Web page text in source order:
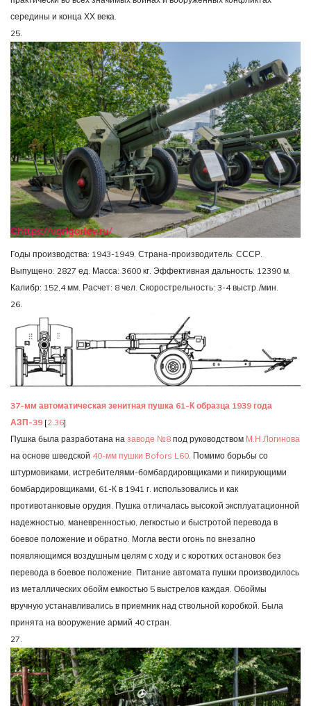
середины и конца ХХ века.
25.
Годы производства: 1943-1949. Страна-производитель: СССР.
Выпущено: 2827 ед. Масса: 3600 кг. Эффективная дальность: 12390 м.
Калибр: 152,4 мм. Расчет: 8 чел. Скорострельность: 3-4 выстр./мин.
26.
37-мм автоматическая зенитная пушка 61-К образца 1939 года
АЗП-39 [2.36]
Пушка была разработана на заводе №8 под руководством М.Н.Логинова
на основе шведской 40-мм пушки Bofors L60. Помимо борьбы со
штурмовиками, истребителями-бомбардировщиками и пикирующими
бомбардировщиками, 61-К в 1941 г. использовались и как
противотанковые орудия. Пушка отличалась высокой эксплуатационной
надежностью, маневренностью, легкостью и быстротой перевода в
боевое положение и обратно. Могла вести огонь по внезапно
появляющимся воздушным целям с ходу и с коротких остановок без
перевода в боевое положение. Питание автомата пушки производилось
из металлических обойм емкостью 5 выстрелов каждая. Обоймы
вручную устанавливались в приемник над ствольной коробкой. Была
принята на вооружение армий 40 стран.
27.